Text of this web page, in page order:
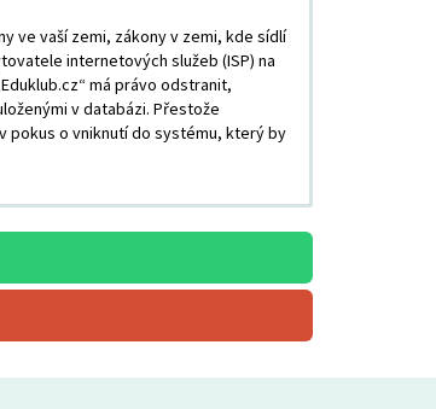
ve vaší zemi, zákony v zemi, kde sídlí
internetových služeb (ISP) na
má právo odstranit,
v databázi. Přestože
pokus o vniknutí do systému, který by